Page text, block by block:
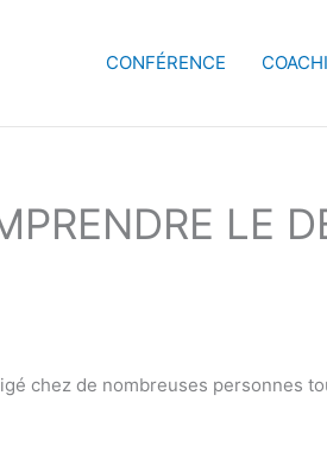
CONFÉRENCE
LE
chez de nombreuses personnes